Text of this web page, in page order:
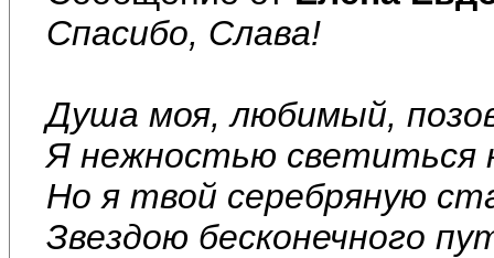
Спасибо, Слава!
Душа моя, любимый,
Я нежностью светиться
Но я твой серебряную
Звездою бесконечного